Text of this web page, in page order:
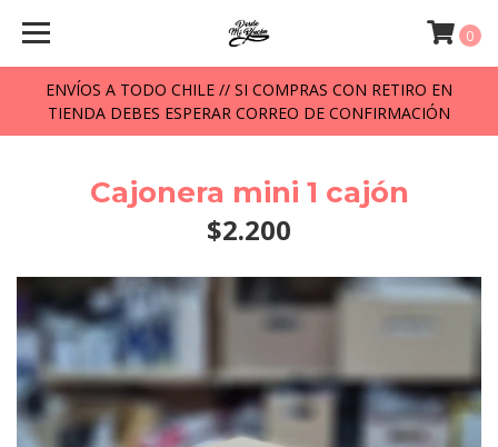
ENVÍOS A TODO CHILE // SI COMPRAS CON RETIRO EN
TIENDA DEBES ESPERAR CORREO DE CONFIRMACIÓN
0
Cajonera mini 1 cajón
$2.200